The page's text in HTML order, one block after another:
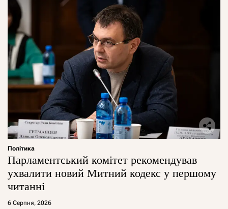
Політика
Парламентський комітет рекомендував
ухвалити новий Митний кодекс у першому
читанні
6 Серпня, 2026